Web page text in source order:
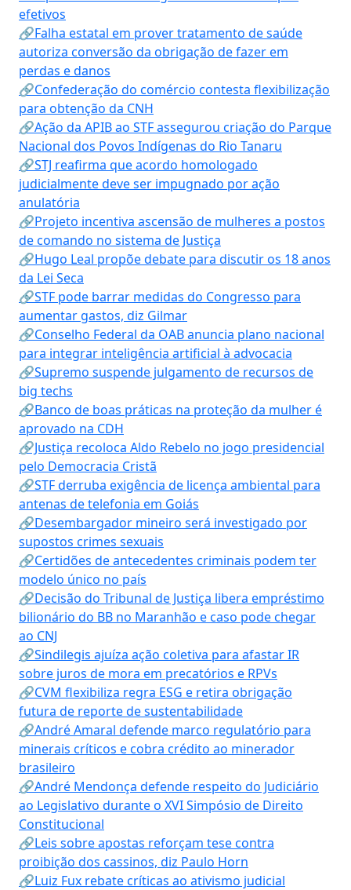
efetivos
🔗Falha estatal em prover tratamento de saúde
autoriza conversão da obrigação de fazer em
perdas e danos
🔗Confederação do comércio contesta flexibilização
para obtenção da CNH
🔗Ação da APIB ao STF assegurou criação do Parque
Nacional dos Povos Indígenas do Rio Tanaru
🔗STJ reafirma que acordo homologado
judicialmente deve ser impugnado por ação
anulatória
🔗Projeto incentiva ascensão de mulheres a postos
de comando no sistema de Justiça
🔗Hugo Leal propõe debate para discutir os 18 anos
da Lei Seca
🔗STF pode barrar medidas do Congresso para
aumentar gastos, diz Gilmar
🔗Conselho Federal da OAB anuncia plano nacional
para integrar inteligência artificial à advocacia
🔗Supremo suspende julgamento de recursos de
big techs
🔗Banco de boas práticas na proteção da mulher é
aprovado na CDH
🔗Justiça recoloca Aldo Rebelo no jogo presidencial
pelo Democracia Cristã
🔗STF derruba exigência de licença ambiental para
antenas de telefonia em Goiás
🔗Desembargador mineiro será investigado por
supostos crimes sexuais
🔗Certidões de antecedentes criminais podem ter
modelo único no país
🔗Decisão do Tribunal de Justiça libera empréstimo
bilionário do BB no Maranhão e caso pode chegar
ao CNJ
🔗Sindilegis ajuíza ação coletiva para afastar IR
sobre juros de mora em precatórios e RPVs
🔗CVM flexibiliza regra ESG e retira obrigação
futura de reporte de sustentabilidade
🔗André Amaral defende marco regulatório para
minerais críticos e cobra crédito ao minerador
brasileiro
🔗André Mendonça defende respeito do Judiciário
ao Legislativo durante o XVI Simpósio de Direito
Constitucional
🔗Leis sobre apostas reforçam tese contra
proibição dos cassinos, diz Paulo Horn
🔗Luiz Fux rebate críticas ao ativismo judicial